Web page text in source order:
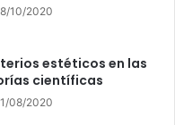
10/2020
estéticos en las
científicas
08/2020